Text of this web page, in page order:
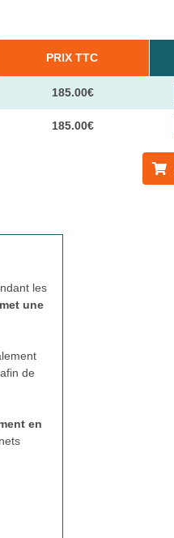
PRIX TTC
185.00€
185.00€
les
une
de
en